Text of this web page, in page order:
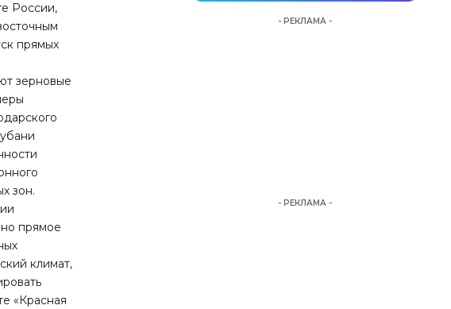
России,
прямых
зерновые
зон.
прямое
климат,
«Красная
- РЕКЛАМА -
- РЕКЛАМА -